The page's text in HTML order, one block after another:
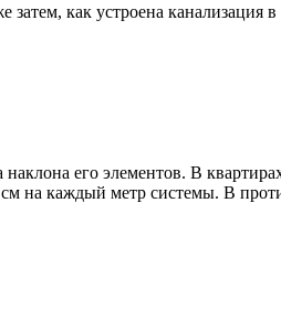
как устроена канализация в
его элементов. В
на каждый метр системы. В